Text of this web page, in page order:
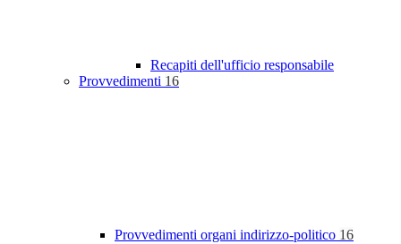
Recapiti dell'ufficio responsabile
Provvedimenti 16
Provvedimenti organi indirizzo-politico 16